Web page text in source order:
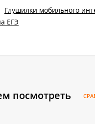
Глушилки мобильного
ЕГЭ
посмотреть